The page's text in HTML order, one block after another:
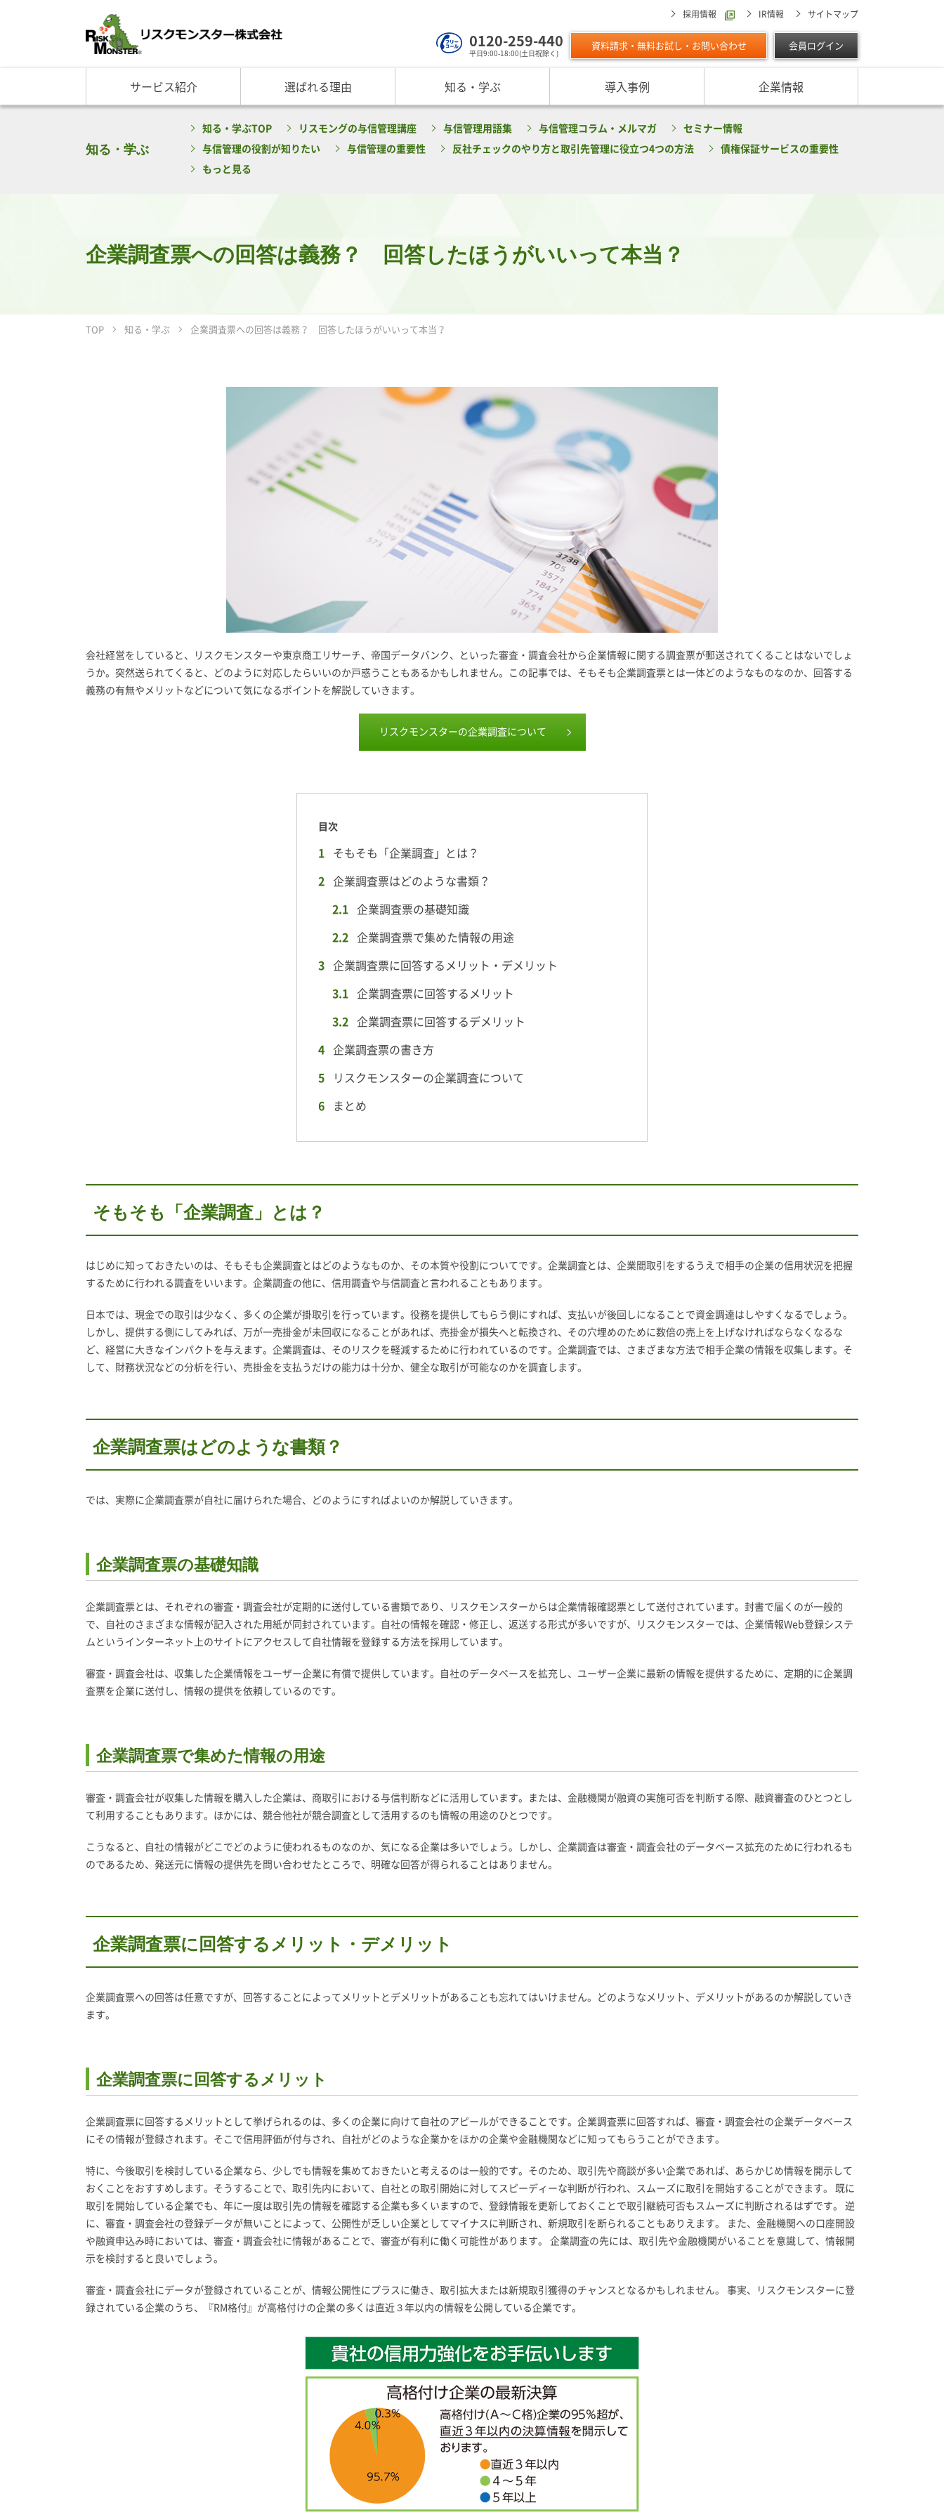
採用情報 IR情報 サイトマップ
0120-259-440
平日9:00-18:00(土日祝除く)
資料請求・無料お試し・お問い合わせ 会員ログイン
サービス紹介
与信管理サービス
反社チェックサービス
企業データ活用サービス
社員研修・リスクマネジメント研修
現在の評価指標に不満がある
反社チェックツールの
最適な与信限度額の設定方法は
IPOに向けて
選ばれる理由
RM格付
RM与信限度額
反社チェックヒートマップ
企業リスク管理への独自AI活用
サービスのご利用について
ご利用料金
ご入会方法
サービスに対する取り組み
よくあるご質問
知る・学ぶ
基礎講座
リスモングの与信管理講座
与信管理用語集
お役立ちコンテンツ
与信管理の役割が知りたい
リスクモンスターの独自調査レポート
リスモン調べ（直近リリース）
導入事例 企業情報
リスクモンスターについて
トップメッセージ
沿革とサービスの変遷
取り組み
サービス品質向上
リスモン財団
ニュース
プレスリリース
知る・学ぶ
知る・学ぶTOP リスモングの与信管理講座 与信管理用語集 与信管理コラム・メルマガ セミナー情報
与信管理の役割が知りたい 与信管理の重要性 反社チェックのやり方と取引先管理に役立つ4つの方法 債権保証サービスの重要性
もっと見る
企業調査票への回答は義務？ 回答したほうがいいって本当？
TOP 知る・学ぶ 企業調査票への回答は義務？ 回答したほうがいいって本当？
会社経営をしていると、リスクモンスターや東京商工リサーチ、帝国データバンク、といった審査・調査会社から企業情報に関する調査票が郵送されてくることはないでしょ
うか。突然送られてくると、どのように対応したらいいのか戸惑うこともあるかもしれません。この記事では、そもそも企業調査票とは一体どのようなものなのか、回答する
義務の有無やメリットなどについて気になるポイントを解説していきます。
リスクモンスターの企業調査について
目次
そもそも「企業調査」とは？
企業調査票はどのような書類？
企業調査票の基礎知識
企業調査票で集めた情報の用途
企業調査票に回答するメリット・デメリット
企業調査票に回答するメリット
企業調査票に回答するデメリット
企業調査票の書き方
リスクモンスターの企業調査について
まとめ
そもそも「企業調査」とは？
はじめに知っておきたいのは、そもそも企業調査とはどのようなものか、その本質や役割についてです。企業調査とは、企業間取引をするうえで相手の企業の信用状況を把握
するために行われる調査をいいます。企業調査の他に、信用調査や与信調査と言われることもあります。
日本では、現金での取引は少なく、多くの企業が掛取引を行っています。役務を提供してもらう側にすれば、支払いが後回しになることで資金調達はしやすくなるでしょう。
しかし、提供する側にしてみれば、万が一売掛金が未回収になることがあれば、売掛金が損失へと転換され、その穴埋めのために数倍の売上を上げなければならなくなるな
ど、経営に大きなインパクトを与えます。企業調査は、そのリスクを軽減するために行われているのです。企業調査では、さまざまな方法で相手企業の情報を収集します。そ
して、財務状況などの分析を行い、売掛金を支払うだけの能力は十分か、健全な取引が可能なのかを調査します。
企業調査票はどのような書類？
では、実際に企業調査票が自社に届けられた場合、どのようにすればよいのか解説していきます。
企業調査票の基礎知識
企業調査票とは、それぞれの審査・調査会社が定期的に送付している書類であり、リスクモンスターからは企業情報確認票として送付されています。封書で届くのが一般的
で、自社のさまざまな情報が記入された用紙が同封されています。自社の情報を確認・修正し、返送する形式が多いですが、リスクモンスターでは、企業情報Web登録システ
ムというインターネット上のサイトにアクセスして自社情報を登録する方法を採用しています。
審査・調査会社は、収集した企業情報をユーザー企業に有償で提供しています。自社のデータベースを拡充し、ユーザー企業に最新の情報を提供するために、定期的に企業調
査票を企業に送付し、情報の提供を依頼しているのです。
企業調査票で集めた情報の用途
審査・調査会社が収集した情報を購入した企業は、商取引における与信判断などに活用しています。または、金融機関が融資の実施可否を判断する際、融資審査のひとつとし
て利用することもあります。ほかには、競合他社が競合調査として活用するのも情報の用途のひとつです。
こうなると、自社の情報がどこでどのように使われるものなのか、気になる企業は多いでしょう。しかし、企業調査は審査・調査会社のデータベース拡充のために行われるも
のであるため、発送元に情報の提供先を問い合わせたところで、明確な回答が得られることはありません。
企業調査票に回答するメリット・デメリット
企業調査票への回答は任意ですが、回答することによってメリットとデメリットがあることも忘れてはいけません。どのようなメリット、デメリットがあるのか解説していき
ます。
企業調査票に回答するメリット
企業調査票に回答するメリットとして挙げられるのは、多くの企業に向けて自社のアピールができることです。企業調査票に回答すれば、審査・調査会社の企業データベース
にその情報が登録されます。そこで信用評価が付与され、自社がどのような企業かをほかの企業や金融機関などに知ってもらうことができます。
特に、今後取引を検討している企業なら、少しでも情報を集めておきたいと考えるのは一般的です。そのため、取引先や商談が多い企業であれば、あらかじめ情報を開示して
おくことをおすすめします。そうすることで、取引先内において、自社との取引開始に対してスピーディーな判断が行われ、スムーズに取引を開始することができます。 既に
取引を開始している企業でも、年に一度は取引先の情報を確認する企業も多くいますので、登録情報を更新しておくことで取引継続可否もスムーズに判断されるはずです。 逆
に、審査・調査会社の登録データが無いことによって、公開性が乏しい企業としてマイナスに判断され、新規取引を断られることもありえます。 また、金融機関への口座開設
や融資申込み時においては、審査・調査会社に情報があることで、審査が有利に働く可能性があります。 企業調査の先には、取引先や金融機関がいることを意識して、情報開
示を検討すると良いでしょう。
審査・調査会社にデータが登録されていることが、情報公開性にプラスに働き、取引拡大または新規取引獲得のチャンスとなるかもしれません。 事実、リスクモンスターに登
録されている企業のうち、『RM格付』が高格付けの企業の多くは直近３年以内の情報を公開している企業です。